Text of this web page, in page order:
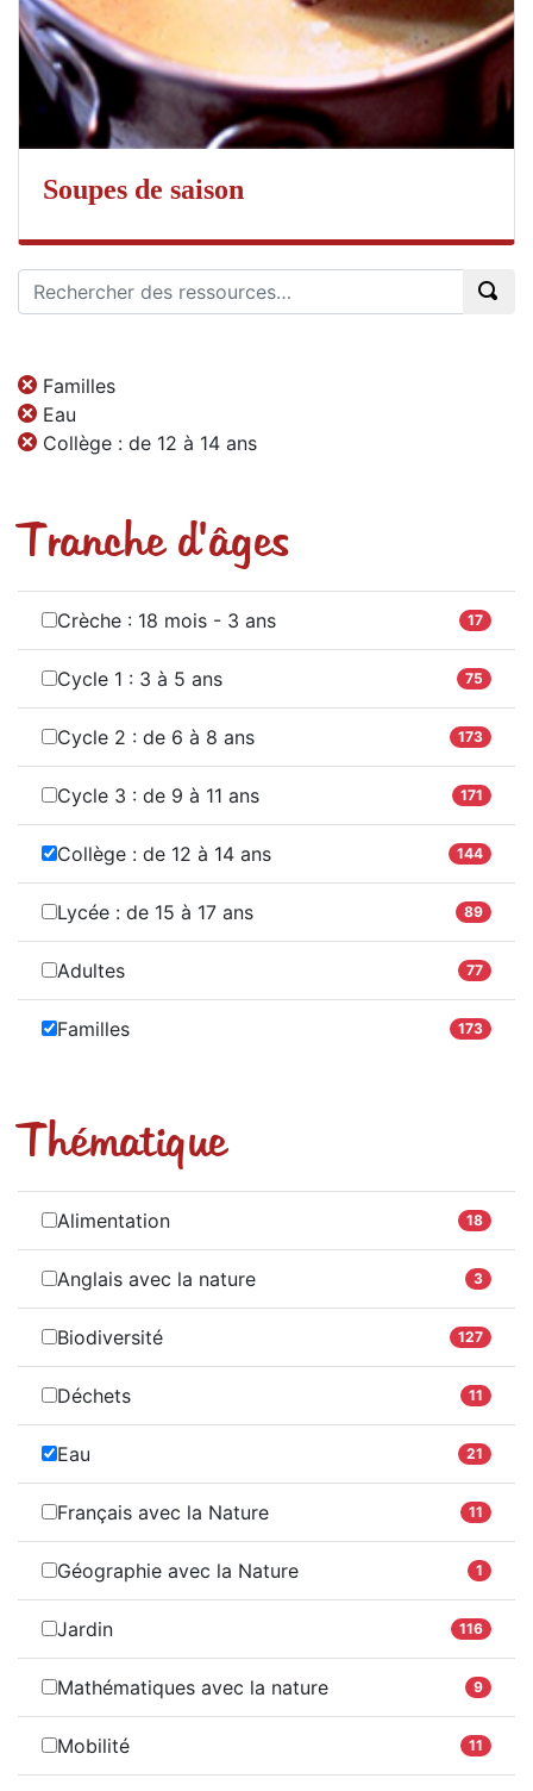
Soupes de saison
Familles
Eau
Collège : de 12 à 14 ans
Tranche d'âges
Crèche : 18 mois - 3 ans 17
Cycle 1 : 3 à 5 ans 75
Cycle 2 : de 6 à 8 ans 173
Cycle 3 : de 9 à 11 ans 171
Collège : de 12 à 14 ans 144
Lycée : de 15 à 17 ans 89
Adultes 77
Familles 173
Thématique
Alimentation 18
Anglais avec la nature 3
Biodiversité 127
Déchets 11
Eau 21
Français avec la Nature 11
Géographie avec la Nature 1
Jardin 116
Mathématiques avec la nature 9
Mobilité 11